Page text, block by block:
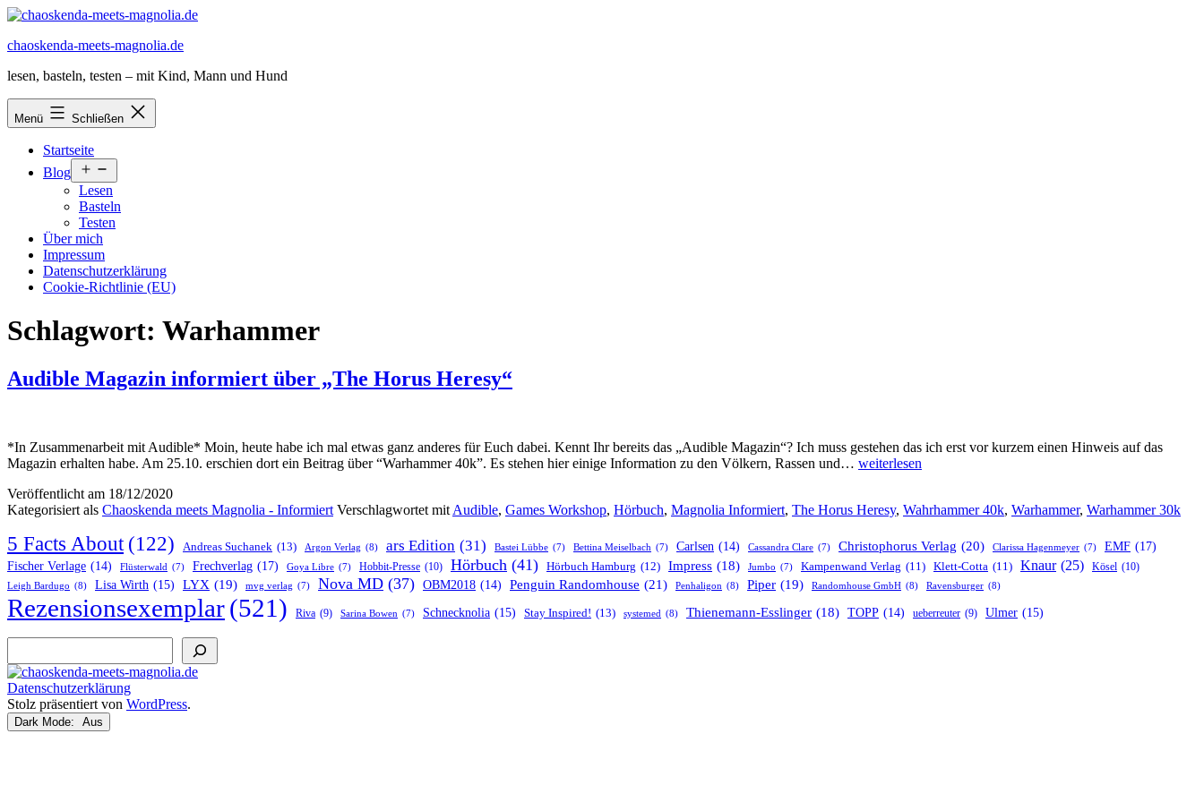
Zum
springen
chaoskenda-meets-magnolia.de
lesen, basteln, testen – mit Kind, Mann und Hund
Menü Schließen
Startseite
Blog
öffnen
Lesen
Basteln
Testen
Über mich
Impressum
Datenschutzerklärung
Cookie-Richtlinie (EU)
Schlagwort: Warhammer
Audible Magazin informiert über „The Horus Heresy“
*In Zusammenarbeit mit Audible* Moin, heute habe ich mal etwas ganz anderes für Euch dabei. Kennt Ihr bereits das „Audible Magazin“? Ich muss gestehen das ich erst vor kurzem einen Hinweis auf das
Magazin erhalten habe. Am 25.10. erschien dort ein Beitrag über “Warhammer 40k”. Es stehen hier einige Information zu den Völkern, Rassen und… Audible
über
Horus
Heresy“
weiterlesen
Veröffentlicht am 18/12/2020
Kategorisiert als Chaoskenda meets Magnolia - Informiert Verschlagwortet mit Audible, Games Workshop, Hörbuch, Magnolia Informiert, The Horus Heresy, Wahrhammer 40k, Warhammer, Warhammer 30k
5 Facts About (122) Andreas Suchanek (13) Argon Verlag (8) ars Edition (31) Bastei Lübbe (7) Bettina Meiselbach (7) Carlsen (14) Cassandra Clare (7) Christophorus Verlag (20) Clarissa Hagenmeyer (7) EMF (17)
Fischer Verlage (14) Flüsterwald (7) Frechverlag (17) Goya Libre (7) Hobbit-Presse (10) Hörbuch (41) Hörbuch Hamburg (12) Impress (18) Jumbo (7) Kampenwand Verlag (11) Klett-Cotta (11) Knaur (25) Kösel (10)
Leigh Bardugo (8) Lisa Wirth (15) LYX (19) mvg verlag (7) Nova MD (37) OBM2018 (14) Penguin Randomhouse (21) Penhaligon (8) Piper (19) Randomhouse GmbH (8) Ravensburger (8)
Rezensionsexemplar(521) Riva (9) Sarina Bowen (7) Schnecknolia (15) Stay Inspired! (13) systemed (8) Thienemann-Esslinger (18) TOPP (14) ueberreuter (9) Ulmer (15)
Datenschutzerklärung
Stolz präsentiert von WordPress.
Dark Mode: